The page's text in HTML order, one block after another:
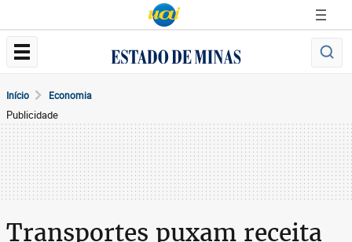
Início Economia
Publicidade
Transportes puxam receita